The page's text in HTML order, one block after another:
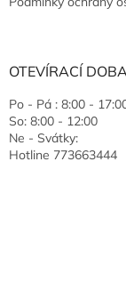
OTEVÍRACÍ
Po - Pá : 8:00 -
So: 8:00 - 12:00
Ne - Svátky:
Hotline 773663444